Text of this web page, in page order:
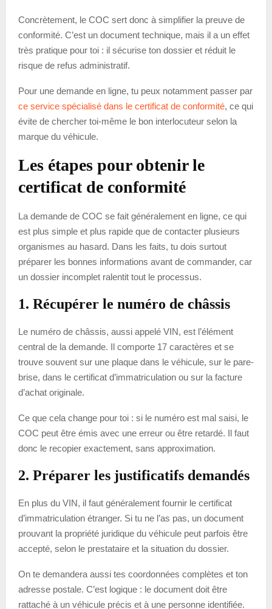
Concrètement, le COC sert donc à simplifier la preuve de
conformité. C’est un document technique, mais il a un effet
très pratique pour toi : il sécurise ton dossier et réduit le
risque de refus administratif.
Pour une demande en ligne, tu peux notamment passer par
ce service spécialisé dans le certificat de conformité, ce qui
évite de chercher toi-même le bon interlocuteur selon la
marque du véhicule.
Les étapes pour obtenir le
certificat de conformité
La demande de COC se fait généralement en ligne, ce qui
est plus simple et plus rapide que de contacter plusieurs
organismes au hasard. Dans les faits, tu dois surtout
préparer les bonnes informations avant de commander, car
un dossier incomplet ralentit tout le processus.
1. Récupérer le numéro de châssis
Le numéro de châssis, aussi appelé VIN, est l’élément
central de la demande. Il comporte 17 caractères et se
trouve souvent sur une plaque dans le véhicule, sur le pare-
brise, dans le certificat d’immatriculation ou sur la facture
d’achat originale.
Ce que cela change pour toi : si le numéro est mal saisi, le
COC peut être émis avec une erreur ou être retardé. Il faut
donc le recopier exactement, sans approximation.
2. Préparer les justificatifs demandés
En plus du VIN, il faut généralement fournir le certificat
d’immatriculation étranger. Si tu ne l’as pas, un document
prouvant la propriété juridique du véhicule peut parfois être
accepté, selon le prestataire et la situation du dossier.
On te demandera aussi tes coordonnées complètes et ton
adresse postale. C’est logique : le document doit être
rattaché à un véhicule précis et à une personne identifiée.